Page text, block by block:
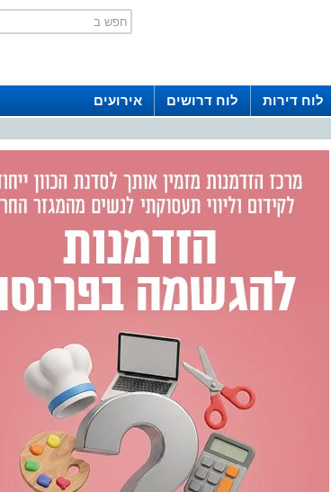
לוח דירות לוח דרושים אירועים